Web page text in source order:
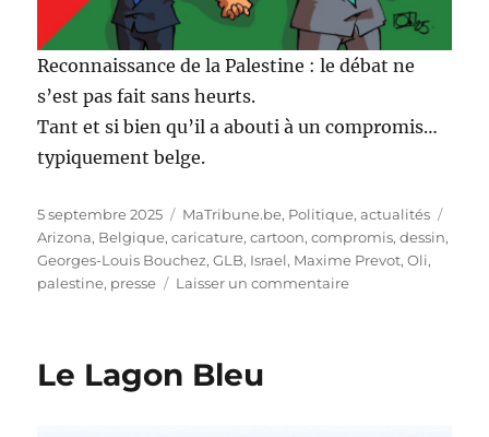
Reconnaissance de la Palestine : le débat ne
s’est pas fait sans heurts.
Tant et si bien qu’il a abouti à un compromis…
typiquement belge.
Publié
le
5 septembre 2025 Catégories
MaTribune.be, Politique, actualités
Arizona, Belgique,caricature,cartoon,compromis,dessin,
Georges-Louis Bouchez,GLB, Israel, Maxime Prevot,Oli,
palestine, presse Laisser un commentairesur
Le Lagon Bleu